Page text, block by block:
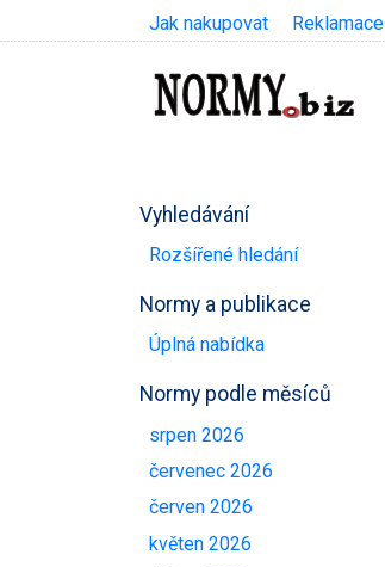
Jak nakupovat Reklamace
Vyhledávání
Rozšířené hledání
Normy a publikace
Úplná nabídka
Normy podle měsíců
srpen 2026
červenec 2026
červen 2026
květen 2026